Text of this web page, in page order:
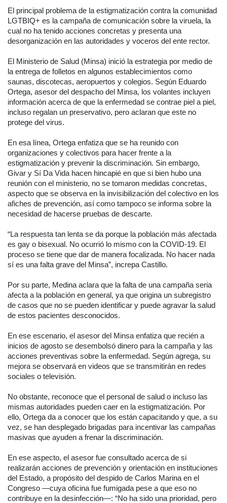
El principal problema de la estigmatización contra la comunidad
LGTBIQ+ es la campaña de comunicación sobre la viruela, la
cual no ha tenido acciones concretas y presenta una
desorganización en las autoridades y voceros del ente rector.
El Ministerio de Salud (Minsa) inició la estrategia por medio de
la entrega de folletos en algunos establecimientos como
saunas, discotecas, aeropuertos y colegios. Según Eduardo
Ortega, asesor del despacho del Minsa, los volantes incluyen
información acerca de que la enfermedad se contrae piel a piel,
incluso regalan un preservativo, pero aclaran que este no
protege del virus.
En esa línea, Ortega enfatiza que se ha reunido con
organizaciones y colectivos para hacer frente a la
estigmatización y prevenir la discriminación. Sin embargo,
Givar y Sí Da Vida hacen hincapié en que si bien hubo una
reunión con el ministerio, no se tomaron medidas concretas,
aspecto que se observa en la invisibilización del colectivo en los
afiches de prevención, así como tampoco se informa sobre la
necesidad de hacerse pruebas de descarte.
“La respuesta tan lenta se da porque la población más afectada
es gay o bisexual. No ocurrió lo mismo con la COVID-19. El
proceso se tiene que dar de manera focalizada. No hacer nada
sí es una falta grave del Minsa”, increpa Castillo.
Por su parte, Medina aclara que la falta de una campaña seria
afecta a la población en general, ya que origina un subregistro
de casos que no se pueden identificar y puede agravar la salud
de estos pacientes desconocidos.
En ese escenario, el asesor del Minsa enfatiza que recién a
inicios de agosto se desembolsó dinero para la campaña y las
acciones preventivas sobre la enfermedad. Según agrega, su
mejora se observará en videos que se transmitirán en redes
sociales o televisión.
No obstante, reconoce que el personal de salud o incluso las
mismas autoridades pueden caer en la estigmatización. Por
ello, Ortega da a conocer que los están capacitando y que, a su
vez, se han desplegado brigadas para incentivar las campañas
masivas que ayuden a frenar la discriminación.
En ese aspecto, el asesor fue consultado acerca de si
realizarán acciones de prevención y orientación en instituciones
del Estado, a propósito del despido de Carlos Marina en el
Congreso —cuya oficina fue fumigada pese a que eso no
contribuye en la desinfección—: “No ha sido una prioridad, pero